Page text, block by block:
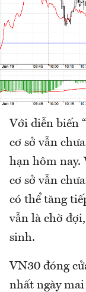
Với diễn biến
cơ sở vẫn
hạn hôm nay.
cơ sở vẫn
có thể tăng
vẫn là chờ
sinh.
VN30 đóng
nhất ngày